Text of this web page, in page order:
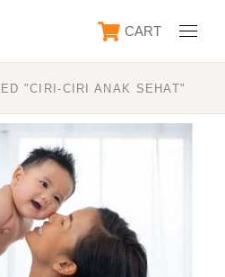
CART
"CIRI-CIRI ANAK SEHAT"